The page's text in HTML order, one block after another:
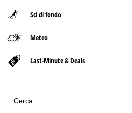
Sci di fondo
Meteo
Last-Minute & Deals
Cerca...